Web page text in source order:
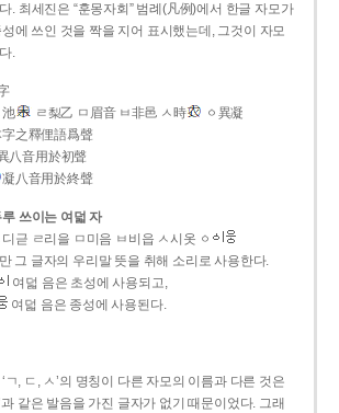
. 최세진은 “훈몽자회” 범례(凡例)에서 한글 자모가
에 쓰인 것을 짝을 지어 표시했는데, 그것이 자모
.
池
ㄹ梨乙 ㅁ眉音 ㅂ非邑 ㅅ時
ㆁ異凝
之釋俚語爲聲
八音用於初聲
凝八音用於終聲
쓰이는 여덟 자
귿 ㄹ리을 ㅁ미음 ㅂ비읍 ㅅ시옷 ㆁ
그 글자의 우리말 뜻을 취해 소리로 사용한다.
여덟 음은 초성에 사용되고,
여덟 음은 종성에 사용된다.
ㄱ, ㄷ, ㅅ’의 명칭이 다른 자모의 이름과 다른 것은
과 같은 발음을 가진 글자가 없기 때문이었다. 그래